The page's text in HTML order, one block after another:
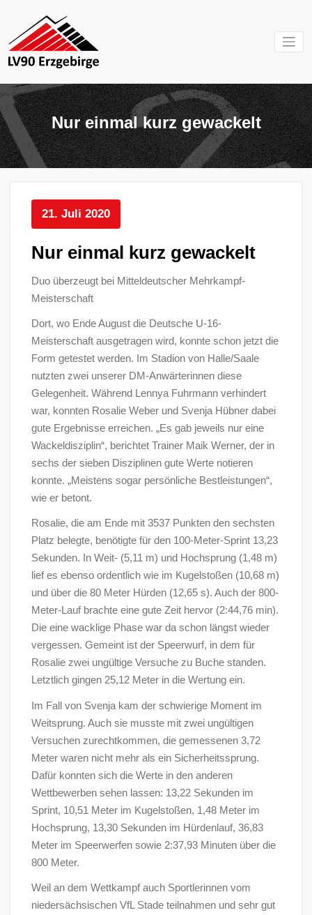
springen
e.V.
Mein Verein im
Nur einmal kurz gewackelt
21. Juli 2020
Nur einmal kurz gewackelt
Duo überzeugt bei Mitteldeutscher Mehrkampf-
Meisterschaft
Dort, wo Ende August die Deutsche U-16-
Meisterschaft ausgetragen wird, konnte schon jetzt die
Form getestet werden. Im Stadion von Halle/Saale
nutzten zwei unserer DM-Anwärterinnen diese
Gelegenheit. Während Lennya Fuhrmann verhindert
war, konnten Rosalie Weber und Svenja Hübner dabei
gute Ergebnisse erreichen. „Es gab jeweils nur eine
Wackeldisziplin“, berichtet Trainer Maik Werner, der in
sechs der sieben Disziplinen gute Werte notieren
konnte. „Meistens sogar persönliche Bestleistungen“,
wie er betont.
Rosalie, die am Ende mit 3537 Punkten den sechsten
Platz belegte, benötigte für den 100-Meter-Sprint 13,23
Sekunden. In Weit- (5,11 m) und Hochsprung (1,48 m)
lief es ebenso ordentlich wie im Kugelstoßen (10,68 m)
und über die 80 Meter Hürden (12,65 s). Auch der 800-
Meter-Lauf brachte eine gute Zeit hervor (2:44,76 min).
Die eine wacklige Phase war da schon längst wieder
vergessen. Gemeint ist der Speerwurf, in dem für
Rosalie zwei ungültige Versuche zu Buche standen.
Letztlich gingen 25,12 Meter in die Wertung ein.
Im Fall von Svenja kam der schwierige Moment im
Weitsprung. Auch sie musste mit zwei ungültigen
Versuchen zurechtkommen, die gemessenen 3,72
Meter waren nicht mehr als ein Sicherheitssprung.
Dafür konnten sich die Werte in den anderen
Wettbewerben sehen lassen: 13,22 Sekunden im
Sprint, 10,51 Meter im Kugelstoßen, 1,48 Meter im
Hochsprung, 13,30 Sekunden im Hürdenlauf, 36,83
Meter im Speerwerfen sowie 2:37,93 Minuten über die
800 Meter.
Weil an dem Wettkampf auch Sportlerinnen vom
niedersächsischen VfL Stade teilnahmen und sehr gut